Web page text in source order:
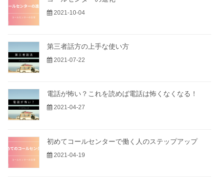
2021-10-04
第三者話方の上手な使い方
2021-07-22
電話が怖い？これを読めば電話は怖くなくなる！
2021-04-27
初めてコールセンターで働く人のステップアップ
2021-04-19